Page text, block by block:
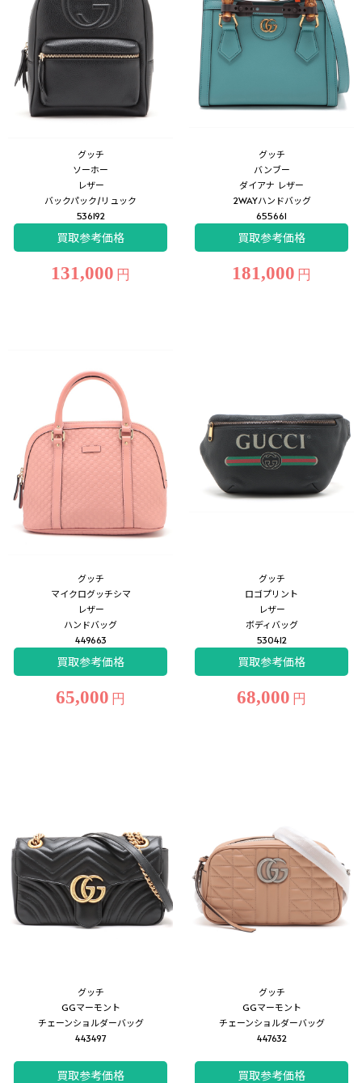
グッチ
ソーホー
レザー
バックパック/リュック
536192
買取参考価格
131,000 円
グッチ
バンブー
ダイアナ レザー
2WAYハンドバッグ
655661
買取参考価格
181,000 円
グッチ
マイクログッチシマ
レザー
ハンドバッグ
449663
買取参考価格
65,000 円
グッチ
ロゴプリント
レザー
ボディバッグ
530412
買取参考価格
68,000 円
グッチ
GGマーモント
チェーンショルダーバッグ
443497
買取参考価格
グッチ
GGマーモント
チェーンショルダーバッグ
447632
買取参考価格